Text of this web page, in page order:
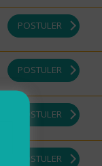
POSTULER
POSTULER
POSTULER
POSTULER